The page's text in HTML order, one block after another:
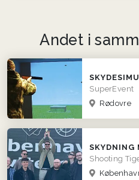
Andet i
SuperEvent
Rødovre
SKYDNING
Shooting